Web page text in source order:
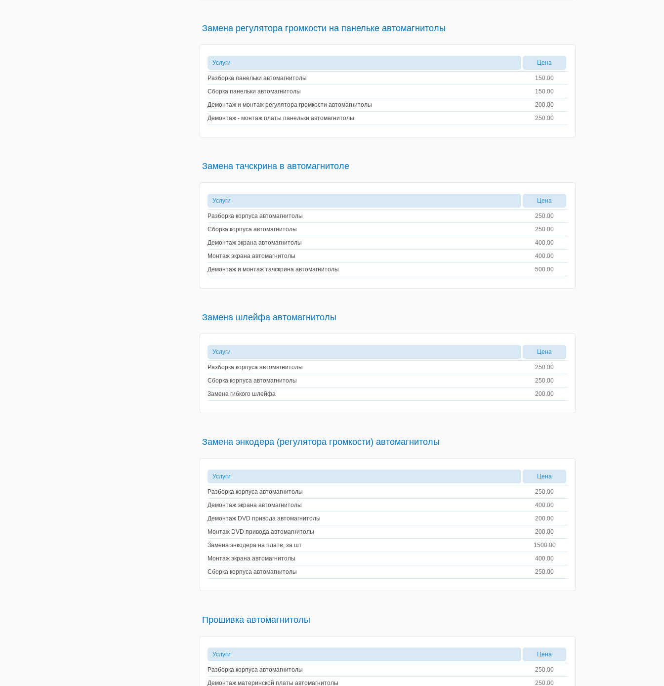
Замена регулятора громкости на панельке автомагнитолы
Услуги Цена
Разборка панельки автомагнитолы
150.00
Сборка панельки автомагнитолы
150.00
Демонтаж и монтаж регулятора громкости автомагнитолы
200.00
Демонтаж - монтаж платы панельки автомагнитолы
250.00
Замена тачскрина в автомагнитоле
Услуги Цена
Разборка корпуса автомагнитолы
250.00
Сборка корпуса автомагнитолы
250.00
Демонтаж экрана автомагнитолы
400.00
Монтаж экрана автомагнитолы
400.00
Демонтаж и монтаж тачскрина автомагнитолы
500.00
Замена шлейфа автомагнитолы
Услуги Цена
Разборка корпуса автомагнитолы
250.00
Сборка корпуса автомагнитолы
250.00
Замена гибкого шлейфа
200.00
Замена энкодера (регулятора громкости) автомагнитолы
Услуги Цена
Разборка корпуса автомагнитолы
250.00
Демонтаж экрана автомагнитолы
400.00
Демонтаж DVD привода автомагнитолы
200.00
Монтаж DVD привода автомагнитолы
200.00
Замена энкодера на плате, за шт
1500.00
Монтаж экрана автомагнитолы
400.00
Сборка корпуса автомагнитолы
250.00
Прошивка автомагнитолы
Услуги Цена
Разборка корпуса автомагнитолы
250.00
Демонтаж материнской платы автомагнитолы
250.00